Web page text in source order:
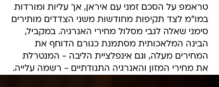
טראמפ על הסכם זמני עם איראן, אך עליות ומורדות
במו"מ לצד תקיפות מחודשות משני הצדדים מותירים
סימני שאלה לגבי מסלול מחירי האנרגיה. במקביל,
הבינה המלאכותית מסתמנת כגורם הדוחף את
המחירים מעלה, וגם אינפלציית הליבה - המנטרלת
את מחירי המזון והאנרגיה התנודתיים - רשמה עלייה.